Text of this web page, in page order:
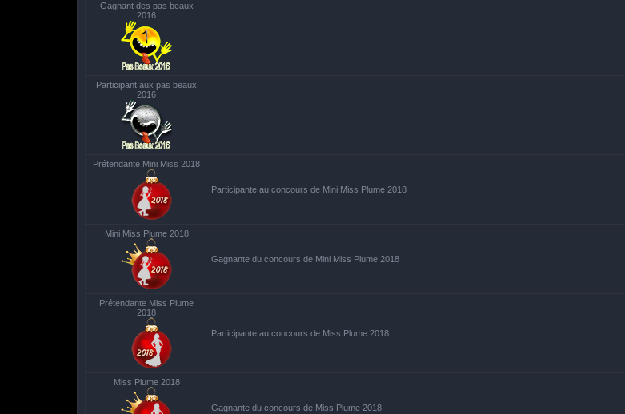
Gagnant des pas beaux
2016
Participant aux pas beaux
2016
Prétendante Mini Miss 2018
Participante au concours de Mini Miss Plume 2018
Mini Miss Plume 2018
Gagnante du concours de Mini Miss Plume 2018
Prétendante Miss Plume
2018
Participante au concours de Miss Plume 2018
Miss Plume 2018
Gagnante du concours de Miss Plume 2018